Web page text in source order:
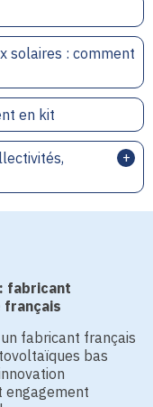
solaires : comment
en kit
: fabricant
fabricant français
bas
engagement